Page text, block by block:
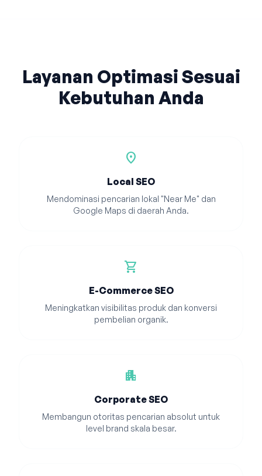
Layanan Optimasi Sesuai
Kebutuhan Anda
location_on
Local SEO
Mendominasi pencarian lokal "Near Me" dan
Google Maps di daerah Anda.
shopping_cart
E-Commerce SEO
Meningkatkan visibilitas produk dan konversi
pembelian organik.
apartment
Corporate SEO
Membangun otoritas pencarian absolut untuk
level brand skala besar.